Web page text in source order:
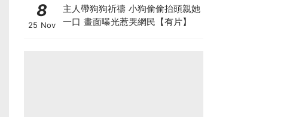
8
25 Nov
主人帶狗狗祈禱 小狗偷偷抬頭親她
一口 畫面曝光惹哭網民【有片】